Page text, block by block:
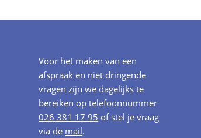
Voor het maken van een
afspraak en niet dringende
vragen zijn we dagelijks te
bereiken op telefoonnummer
026 381 17 95 of stel je vraag
via de mail.